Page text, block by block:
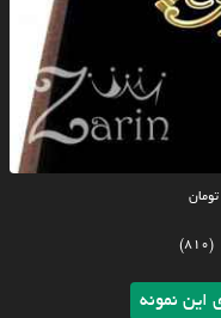
(810)
نمونه